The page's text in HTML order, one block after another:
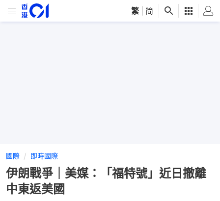
繁 简
國際 即時國際
伊朗戰爭｜美媒：「福特號」近日撤離
中東返美國